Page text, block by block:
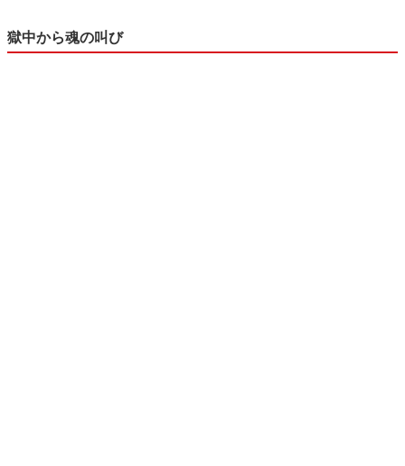
獄中から魂の叫び